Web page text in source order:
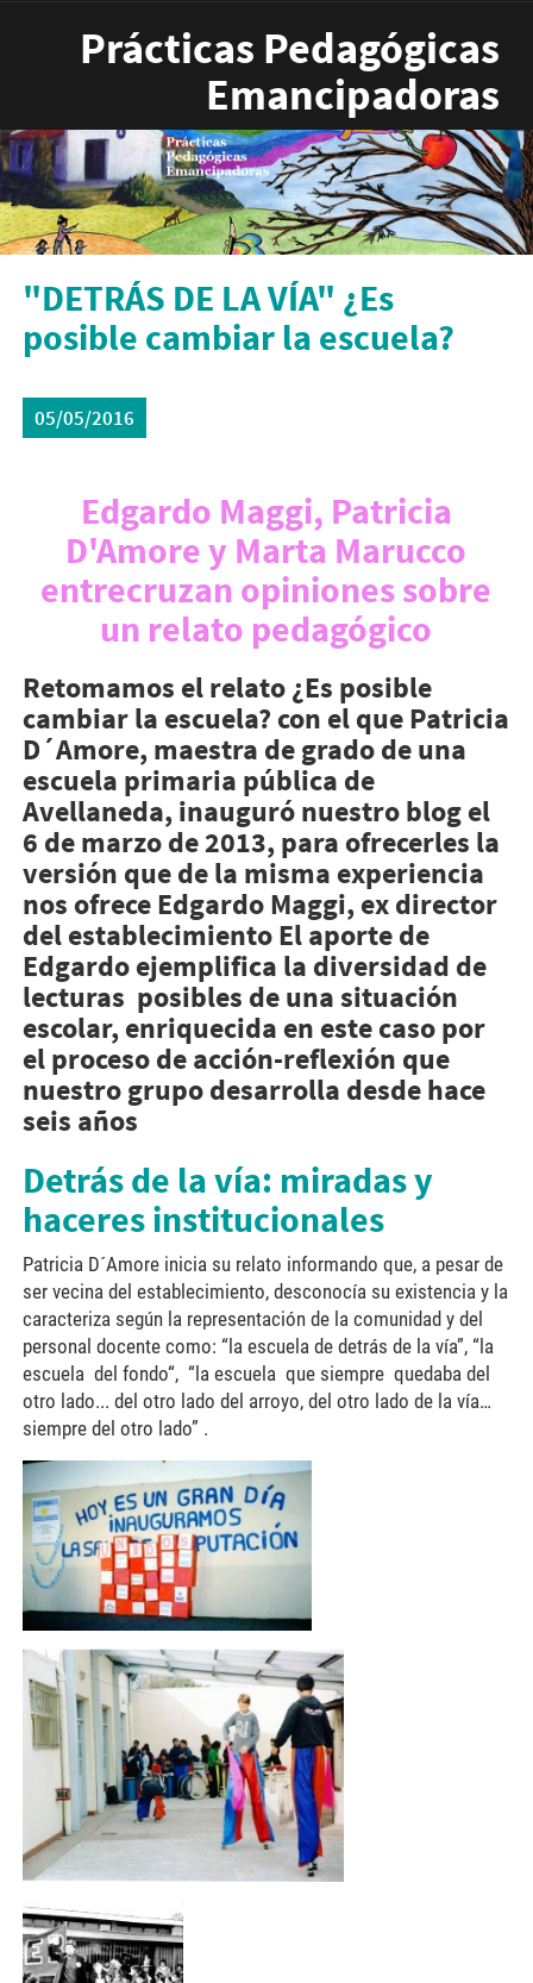
Prácticas Pedagógicas
Emancipadoras
"DETRÁS DE LA VÍA" ¿Es
posible cambiar la escuela?
05/05/2016
Edgardo Maggi, Patricia
D'Amore y Marta Marucco
entrecruzan opiniones sobre
un relato pedagógico
Retomamos el relato ¿Es posible
cambiar la escuela? con el que Patricia
D´Amore, maestra de grado de una
escuela primaria pública de
Avellaneda, inauguró nuestro blog el
6 de marzo de 2013, para ofrecerles la
versión que de la misma experiencia
nos ofrece Edgardo Maggi, ex director
del establecimiento El aporte de
Edgardo ejemplifica la diversidad de
lecturas posibles de una situación
escolar, enriquecida en este caso por
el proceso de acción-reflexión que
nuestro grupo desarrolla desde hace
seis años
Detrás de la vía: miradas y
haceres institucionales
Patricia D´Amore inicia su relato informando que, a pesar de
ser vecina del establecimiento, desconocía su existencia y la
caracteriza según la representación de la comunidad y del
personal docente como: “la escuela de detrás de la vía”, “la
escuela del fondo“, “la escuela que siempre quedaba del
otro lado... del otro lado del arroyo, del otro lado de la vía…
siempre del otro lado” .
edgardo003-300x177.jpg
edgardo018-300x218.jpg
edgardo008-150x150.jpg